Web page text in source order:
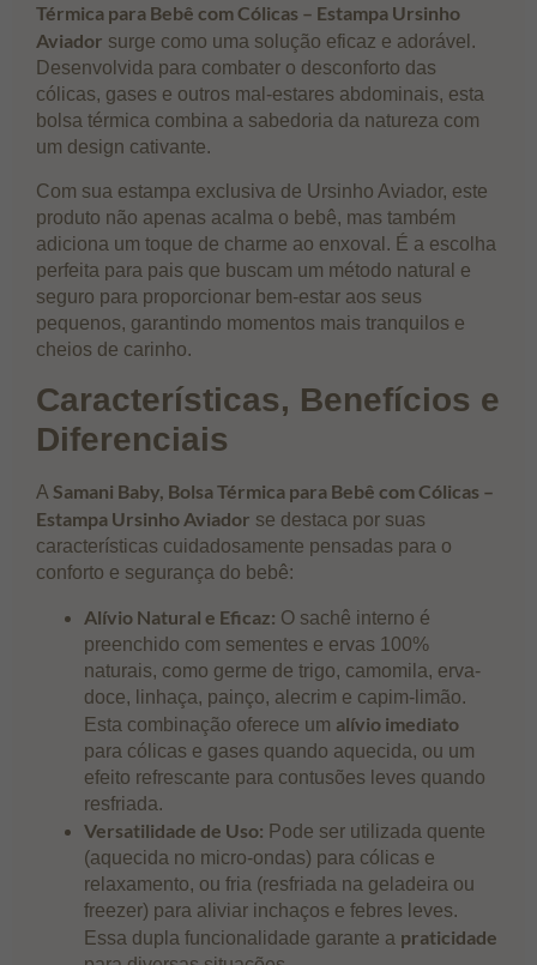
Térmica para Bebê com Cólicas – Estampa Ursinho
Aviador surge como uma solução eficaz e adorável.
Desenvolvida para combater o desconforto das
cólicas, gases e outros mal-estares abdominais, esta
bolsa térmica combina a sabedoria da natureza com
um design cativante.
Com sua estampa exclusiva de Ursinho Aviador, este
produto não apenas acalma o bebê, mas também
adiciona um toque de charme ao enxoval. É a escolha
perfeita para pais que buscam um método natural e
seguro para proporcionar bem-estar aos seus
pequenos, garantindo momentos mais tranquilos e
cheios de carinho.
Características, Benefícios e
Diferenciais
A Samani Baby, Bolsa Térmica para Bebê com Cólicas –
Estampa Ursinho Aviador se destaca por suas
características cuidadosamente pensadas para o
conforto e segurança do bebê:
Alívio Natural e Eficaz: O sachê interno é
preenchido com sementes e ervas 100%
naturais, como germe de trigo, camomila, erva-
doce, linhaça, painço, alecrim e capim-limão.
Esta combinação oferece um alívio imediato
para cólicas e gases quando aquecida, ou um
efeito refrescante para contusões leves quando
resfriada.
Versatilidade de Uso: Pode ser utilizada quente
(aquecida no micro-ondas) para cólicas e
relaxamento, ou fria (resfriada na geladeira ou
freezer) para aliviar inchaços e febres leves.
Essa dupla funcionalidade garante a praticidade